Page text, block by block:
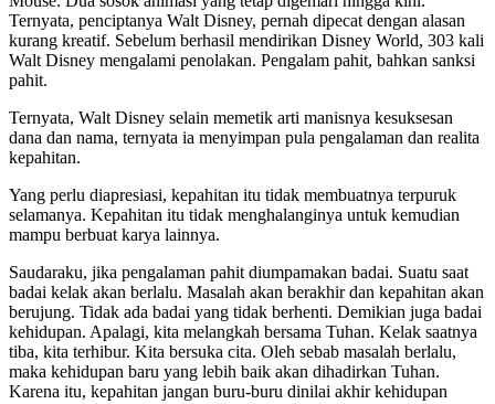
Ternyata, penciptanya Walt Disney, pernah dipecat dengan alasan
kurang kreatif. Sebelum berhasil mendirikan Disney World, 303 kali
Walt Disney mengalami penolakan. Pengalam pahit, bahkan sanksi
pahit.
Ternyata, Walt Disney selain memetik arti manisnya kesuksesan
dana dan nama, ternyata ia menyimpan pula pengalaman dan realita
kepahitan.
Yang perlu diapresiasi, kepahitan itu tidak membuatnya terpuruk
selamanya. Kepahitan itu tidak menghalanginya untuk kemudian
mampu berbuat karya lainnya.
Saudaraku, jika pengalaman pahit diumpamakan badai. Suatu saat
badai kelak akan berlalu. Masalah akan berakhir dan kepahitan akan
berujung. Tidak ada badai yang tidak berhenti. Demikian juga badai
kehidupan. Apalagi, kita melangkah bersama Tuhan. Kelak saatnya
tiba, kita terhibur. Kita bersuka cita. Oleh sebab masalah berlalu,
maka kehidupan baru yang lebih baik akan dihadirkan Tuhan.
Karena itu, kepahitan jangan buru-buru dinilai akhir kehidupan